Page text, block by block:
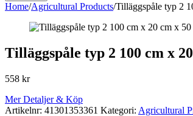
Home/Agricultural Products/Tilläggspåle typ 2
Tilläggspåle typ 2 100 cm x
558 kr
Mer Detaljer & Köp
Artikelnr: 41301353361 Kategori: Agricultural